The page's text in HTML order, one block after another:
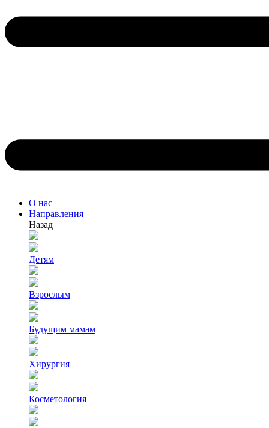
О нас
Направления
Назад
Детям
Взрослым
Будущим мамам
Хирургия
Косметология